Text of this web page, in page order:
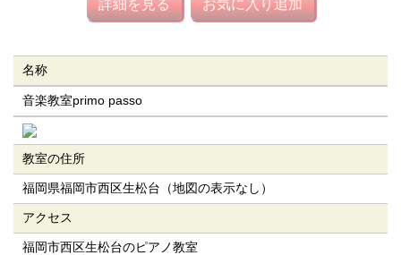
詳細を見る お気に入り追加
名称
音楽教室primo passo
教室の住所
福岡県福岡市西区生松台（地図の表示なし）
アクセス
福岡市西区生松台のピアノ教室